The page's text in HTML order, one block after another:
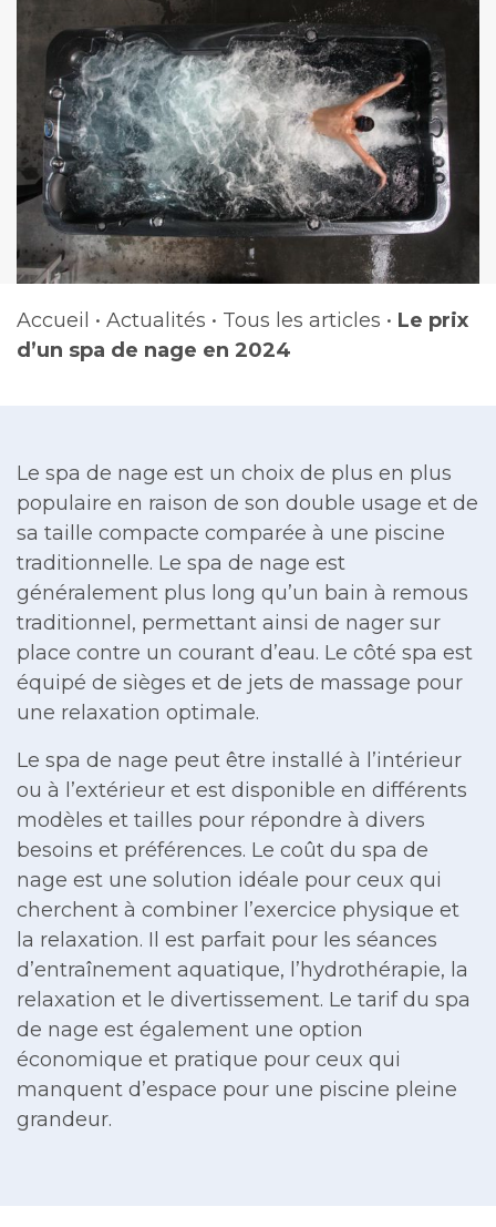
Accueil • Actualités • Tous les articles • Le prix
d’un spa de nage en 2024
Le spa de nage est un choix de plus en plus
populaire en raison de son double usage et de
sa taille compacte comparée à une piscine
traditionnelle. Le spa de nage est
généralement plus long qu’un bain à remous
traditionnel, permettant ainsi de nager sur
place contre un courant d’eau. Le côté spa est
équipé de sièges et de jets de massage pour
une relaxation optimale.
Le spa de nage peut être installé à l’intérieur
ou à l’extérieur et est disponible en différents
modèles et tailles pour répondre à divers
besoins et préférences. Le coût du spa de
nage est une solution idéale pour ceux qui
cherchent à combiner l’exercice physique et
la relaxation. Il est parfait pour les séances
d’entraînement aquatique, l’hydrothérapie, la
relaxation et le divertissement. Le tarif du spa
de nage est également une option
économique et pratique pour ceux qui
manquent d’espace pour une piscine pleine
grandeur.